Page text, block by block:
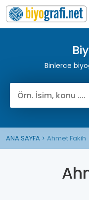
Binlerce
ANA SAYFA Ahmet Fakih